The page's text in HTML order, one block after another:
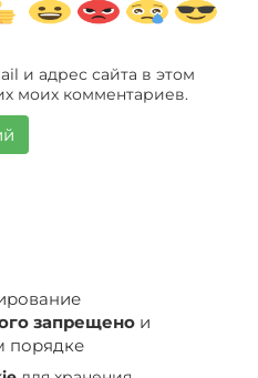
и адрес сайта в этом
моих комментариев.
запрещено и
порядке